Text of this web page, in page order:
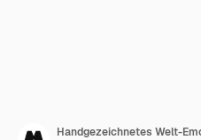
Handgezeichnetes Welt-